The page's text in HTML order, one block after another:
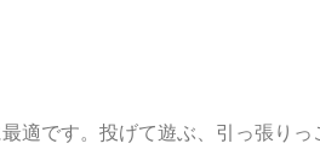
適です。投げて遊ぶ、引っ張り